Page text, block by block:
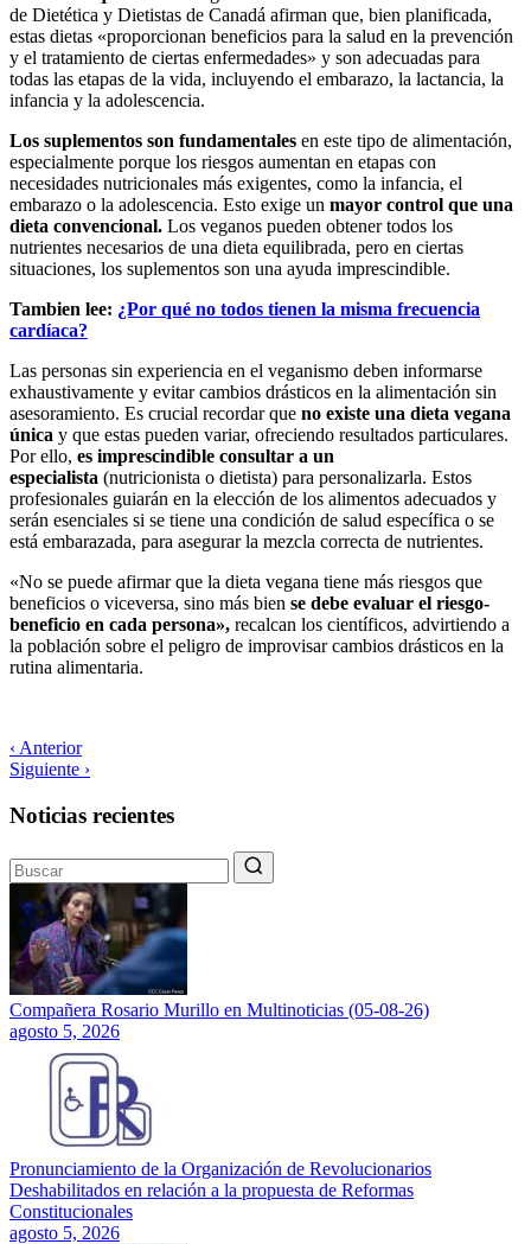
de Dietética y Dietistas de Canadá afirman que, bien planificada,
estas dietas «proporcionan beneficios para la salud en la prevención
y el tratamiento de ciertas enfermedades» y son adecuadas para
todas las etapas de la vida, incluyendo el embarazo, la lactancia, la
infancia y la adolescencia.
Los suplementos son fundamentales en este tipo de alimentación,
especialmente porque los riesgos aumentan en etapas con
necesidades nutricionales más exigentes, como la infancia, el
embarazo o la adolescencia. Esto exige un mayor control que una
dieta convencional. Los veganos pueden obtener todos los
nutrientes necesarios de una dieta equilibrada, pero en ciertas
situaciones, los suplementos son una ayuda imprescindible.
Tambien lee: ¿Por qué no todos tienen la misma frecuencia
cardíaca?
Las personas sin experiencia en el veganismo deben informarse
exhaustivamente y evitar cambios drásticos en la alimentación sin
asesoramiento. Es crucial recordar que no existe una dieta vegana
única y que estas pueden variar, ofreciendo resultados particulares.
Por ello, es imprescindible consultar a un
especialista (nutricionista o dietista) para personalizarla. Estos
profesionales guiarán en la elección de los alimentos adecuados y
serán esenciales si se tiene una condición de salud específica o se
está embarazada, para asegurar la mezcla correcta de nutrientes.
«No se puede afirmar que la dieta vegana tiene más riesgos que
beneficios o viceversa, sino más bien se debe evaluar el riesgo-
beneficio en cada persona», recalcan los científicos, advirtiendo a
la población sobre el peligro de improvisar cambios drásticos en la
rutina alimentaria.
‹ Anterior
Siguiente ›
Noticias recientes
Compañera Rosario Murillo en Multinoticias (05-08-26)
agosto 5, 2026
Pronunciamiento de la Organización de Revolucionarios
Deshabilitados en relación a la propuesta de Reformas
Constitucionales
agosto 5, 2026